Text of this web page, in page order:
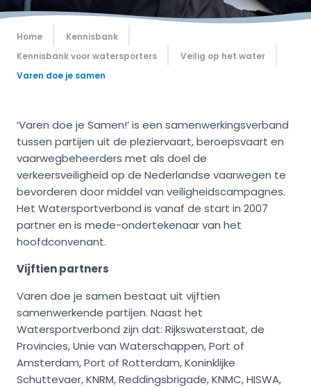
Home
Kennisbank
Kennisbank voor watersporters
Veilig op het water
Varen doe je samen
‘Varen doe je Samen!’ is een samenwerkingsverband
tussen partijen uit de pleziervaart, beroepsvaart en
vaarwegbeheerders met als doel de
verkeersveiligheid op de Nederlandse vaarwegen te
bevorderen door middel van veiligheidscampagnes.
Het Watersportverbond is vanaf de start in 2007
partner en is mede-ondertekenaar van het
hoofdconvenant.
Vijftien partners
Varen doe je samen bestaat uit vijftien
samenwerkende partijen. Naast het
Watersportverbond zijn dat: Rijkswaterstaat, de
Provincies, Unie van Waterschappen, Port of
Amsterdam, Port of Rotterdam, Koninklijke
Schuttevaer, KNRM, Reddingsbrigade, KNMC, HISWA,